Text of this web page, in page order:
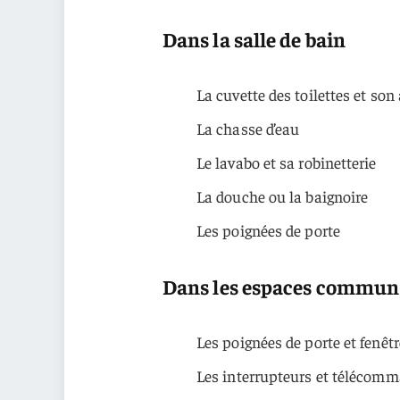
Dans la salle de bain
La cuvette des toilettes et
La chasse d’eau
Le lavabo et sa robinetterie
La douche ou la baignoire
Les poignées de porte
Dans les espaces
Les poignées de porte et
Les interrupteurs et